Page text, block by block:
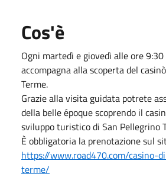
Cos'è
Ogni martedì e giovedì alle ore
accompagna alla scoperta del
Terme.
Grazie alla visita guidata potrete
della belle époque scoprendo il
sviluppo turistico di San Pellegrino
È obbligatoria la prenotazione sul
https://www.road470.com/casino-
terme/